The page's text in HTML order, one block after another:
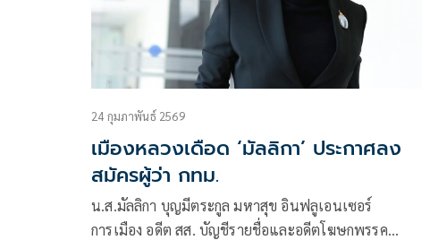
24 กุมภาพันธ์ 2569
เมืองหลวงเดือด ‘มัลลิกา’ ประกาศลง
สมัครผู้ว่า กทม.
น.ส.มัลลิกา บุญมีตระกูล มหาสุข อินฟลูเอนเซอร์
การเมือง อดีต สส. บัญชีรายชื่อและอดีตโฆษกพรรค